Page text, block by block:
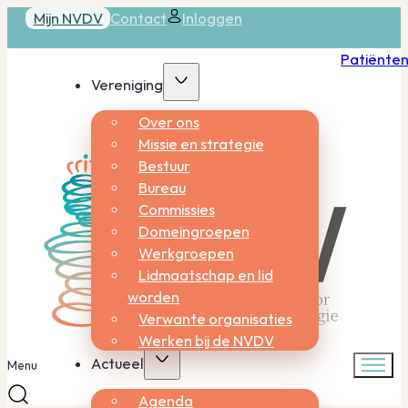
Mijn NVDV Contact Inloggen
Vereniging
Over ons
Missie en strategie
Bestuur
Bureau
Commissies
Domeingroepen
Werkgroepen
Lidmaatschap en lid
worden
Verwante organisaties
Werken bij de NVDV
Actueel
Agenda
Menu